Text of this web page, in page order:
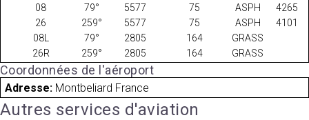
08 79° 5577 75 ASPH
4265
26
259° 5577 75 ASPH
4101
08L
79° 2805 164
GRASS
26R
259° 2805 164 GRASS
Coordonnées de l'aéroport
Adresse: Montbeliard France
Autres services d'aviation